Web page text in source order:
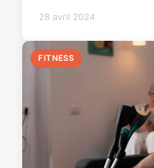
28 avril 2024
FITNESS